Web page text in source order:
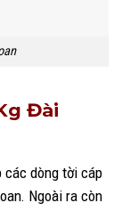
Đài
các dòng tời cáp
Ngoài ra còn